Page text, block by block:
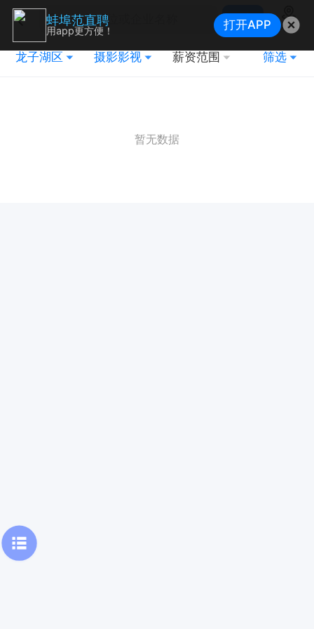
搜索
地图
龙子湖区 摄影影视 薪资范围 筛选
暂无数据
蚌埠范直聘
用app更方便！ 打开APP